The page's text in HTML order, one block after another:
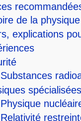
de la physique
explications
Substances
spécialisées
Physique
Relativité